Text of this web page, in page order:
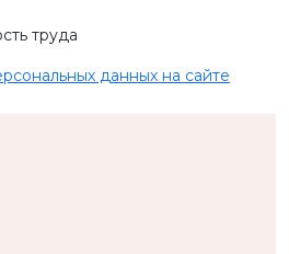
данных на сайте